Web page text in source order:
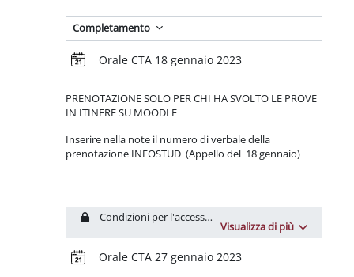
Completamento
Orale CTA 18 gennaio 2023
PRENOTAZIONESOLO PER CHI HA SVOLTO LE PROVE
IN ITINERE SU MOODLE
Inserire nella note il numero di verbale della
prenotazione INFOSTUD (Appello del 18 gennaio)
Visualizza di più
Condizioni per l'accesso: L'attività
Orale CTA 27 gennaio 2023